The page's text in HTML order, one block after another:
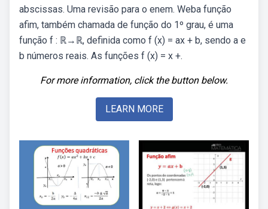
abscissas. Uma revisão para o enem. Weba função
afim, também chamada de função do 1º grau, é uma
função f : ℝ→ℝ, definida como f (x) = ax + b, sendo a e
b números reais. As funções f (x) = x +.
For more information, click the button below.
LEARN MORE